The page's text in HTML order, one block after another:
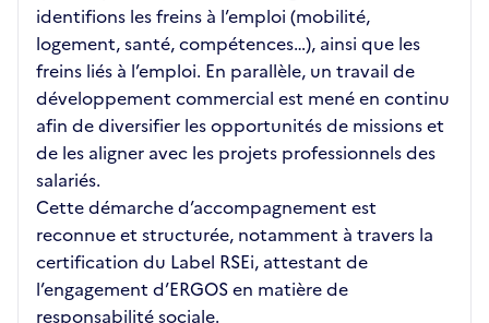
identifions les freins à l’emploi (mobilité,
logement, santé, compétences…), ainsi que les
freins liés à l’emploi. En parallèle, un travail de
développement commercial est mené en continu
afin de diversifier les opportunités de missions et
de les aligner avec les projets professionnels des
salariés.
Cette démarche d’accompagnement est
reconnue et structurée, notamment à travers la
certification du Label RSEi, attestant de
l’engagement d’ERGOS en matière de
responsabilité sociale.